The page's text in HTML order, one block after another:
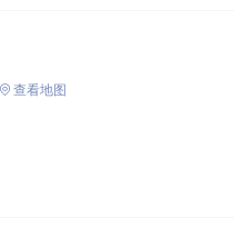
查看地图